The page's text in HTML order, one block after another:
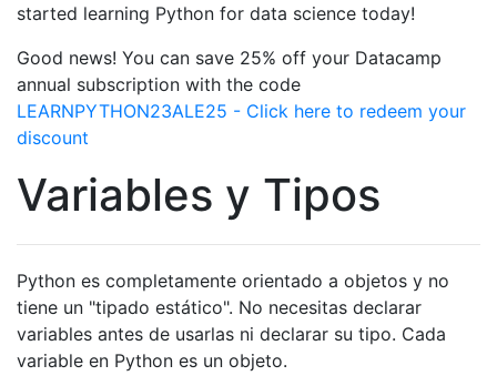
started learning Python for data science today!
Good news! You can save 25% off your Datacamp
annual subscription with the code
LEARNPYTHON23ALE25 - Click here to redeem your
discount
Variables y Tipos
Python es completamente orientado a objetos y no
tiene un "tipado estático". No necesitas declarar
variables antes de usarlas ni declarar su tipo. Cada
variable en Python es un objeto.